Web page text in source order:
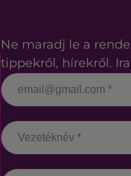
Ne maradj le a
tippekről, hírekről.